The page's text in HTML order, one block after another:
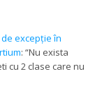
excepție în
: “Nu exista
cu 2 clase care nu